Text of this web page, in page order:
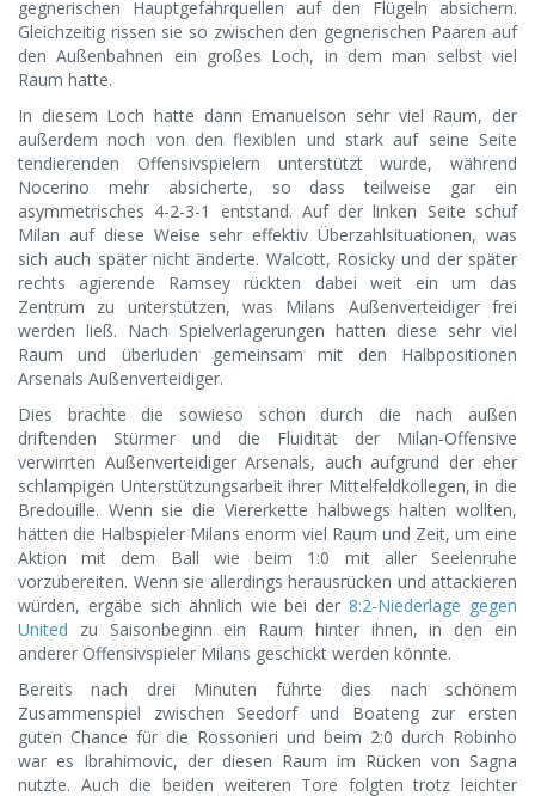
gegnerischen Hauptgefahrquellen auf den Flügeln absichern.
Gleichzeitig rissen sie so zwischen den gegnerischen Paaren auf
den Außenbahnen ein großes Loch, in dem man selbst viel
Raum hatte.
In diesem Loch hatte dann Emanuelson sehr viel Raum, der
außerdem noch von den flexiblen und stark auf seine Seite
tendierenden Offensivspielern unterstützt wurde, während
Nocerino mehr absicherte, so dass teilweise gar ein
asymmetrisches 4-2-3-1 entstand. Auf der linken Seite schuf
Milan auf diese Weise sehr effektiv Überzahlsituationen, was
sich auch später nicht änderte. Walcott, Rosicky und der später
rechts agierende Ramsey rückten dabei weit ein um das
Zentrum zu unterstützen, was Milans Außenverteidiger frei
werden ließ. Nach Spielverlagerungen hatten diese sehr viel
Raum und überluden gemeinsam mit den Halbpositionen
Arsenals Außenverteidiger.
Dies brachte die sowieso schon durch die nach außen
driftenden Stürmer und die Fluidität der Milan-Offensive
verwirrten Außenverteidiger Arsenals, auch aufgrund der eher
schlampigen Unterstützungsarbeit ihrer Mittelfeldkollegen, in die
Bredouille. Wenn sie die Viererkette halbwegs halten wollten,
hätten die Halbspieler Milans enorm viel Raum und Zeit, um eine
Aktion mit dem Ball wie beim 1:0 mit aller Seelenruhe
vorzubereiten. Wenn sie allerdings herausrücken und attackieren
würden, ergäbe sich ähnlich wie bei der8:2-Niederlage gegen
United zu Saisonbeginn ein Raum hinter ihnen, in den ein
anderer Offensivspieler Milans geschickt werden könnte.
Bereits nach drei Minuten führte dies nach schönem
Zusammenspiel zwischen Seedorf und Boateng zur ersten
guten Chance für die Rossonieri und beim 2:0 durch Robinho
war es Ibrahimovic, der diesen Raum im Rücken von Sagna
nutzte. Auch die beiden weiteren Tore folgten trotz leichter